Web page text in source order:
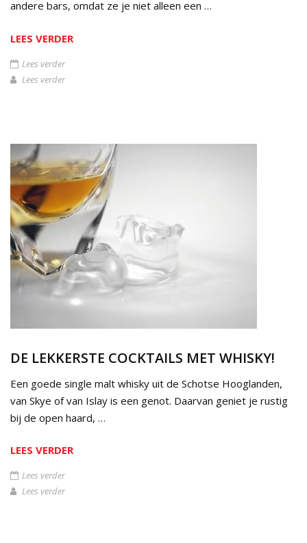
andere bars, omdat ze je niet alleen een …
LEES VERDER
Lees verder
Lees verder
DE LEKKERSTE COCKTAILS MET WHISKY!
Een goede single malt whisky uit de Schotse Hooglanden,
van Skye of van Islay is een genot. Daarvan geniet je rustig
bij de open haard, …
LEES VERDER
Lees verder
Lees verder